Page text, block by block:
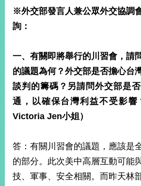
※外交部發言人兼公眾外交協調
詢：
一、有關即將舉行的川習會，請
的議題為何？外交部是否擔心台
談判的籌碼？另請問外交部是
通，以確保台灣利益不受影響
Victoria Jen小姐）
答：有關川習會的議題，應該是
的部分。此次美中高層互動可能
技、軍事、安全相關。而昨天林